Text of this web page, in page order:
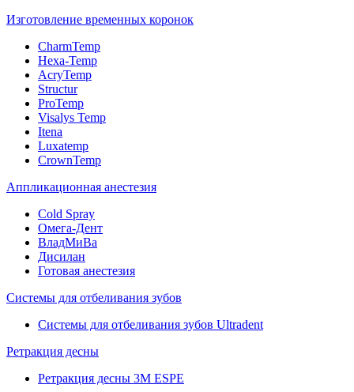
Изготовление временных коронок
CharmTemp
Hexa-Temp
AcryTemp
Structur
ProTemp
Visalys Temp
Itena
Luxatemp
CrownTemp
Аппликационная анестезия
Cold Spray
Омега-Дент
ВладМиВа
Дисилан
Готовая анестезия
Системы для отбеливания зубов
Системы для отбеливания зубов Ultradent
Ретракция десны
Ретракция десны 3M ESPE